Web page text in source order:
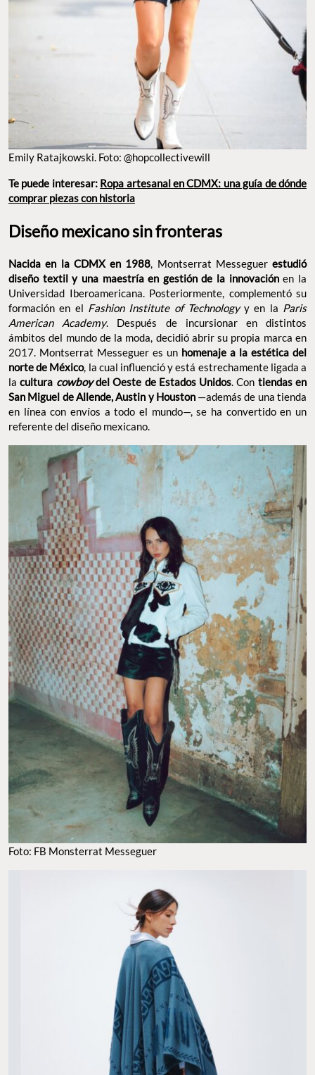
Emily Ratajkowski. Foto: @hopcollectivewill
Te puede interesar: Ropa artesanal en CDMX: una guía de dónde
comprar piezas con historia
Diseño mexicano sin fronteras
Nacida en la CDMX en 1988, Montserrat Messeguerestudió
diseño textil y una maestría en gestión de la innovaciónen la
Universidad Iberoamericana. Posteriormente, complementó su
formación en el Fashion Institute of Technologyy en la Paris
American Academy. Después de incursionar en distintos
ámbitos del mundo de la moda, decidió abrir su propia marca en
2017. Montserrat Messeguer es un homenaje a la estética del
norte de México, la cual influenció y está estrechamente ligada a
lacultura cowboydel Oeste de Estados Unidos. Con tiendas en
San Miguel de Allende, Austin y Houston —además de una tienda
en línea con envíos a todo el mundo—, se ha convertido en un
referente del diseño mexicano.
Foto: FB Monsterrat Messeguer